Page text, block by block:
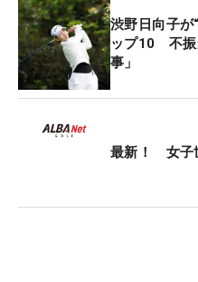
渋野日向子が
ップ10 不振
事」
最新！ 女子